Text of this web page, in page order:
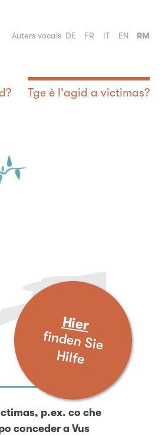
Auters vocals DE FR IT EN RM
Tge è l'agid a victimas?
Hier
fin
d
en
S
ie
H
ilfe
p.ex. co che
conceder a Vus